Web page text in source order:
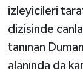
izleyicileri
dizisinde
tanınan
alanında da